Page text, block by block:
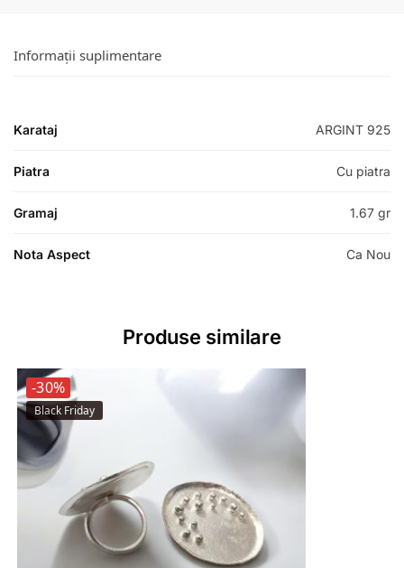
Informații suplimentare
Karataj ARGINT 925
Piatra Cu piatra
Gramaj 1.67 gr
Nota Aspect Ca Nou
Produse similare
-30%
Black Friday